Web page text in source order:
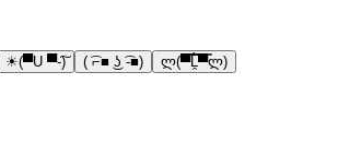
☀(▀U ▀-͠) ( ͡⌐■ ͜ʖ ͡-■) ლ(▀̿̿Ĺ̯̿̿▀̿ლ)